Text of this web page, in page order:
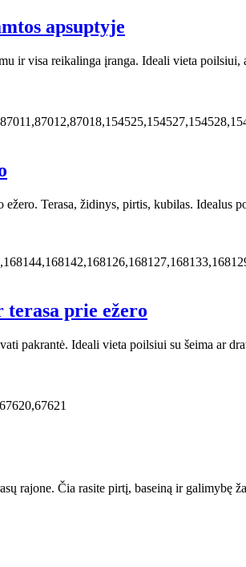
apsuptyje
ir visa reikalinga įranga. Ideali vieta poilsiui,
Terasa, židinys, pirtis, kubilas. Idealus
terasa prie ežero
pakrantė. Ideali vieta poilsiui su šeima ar
rajone. Čia rasite pirtį, baseiną ir galimybę